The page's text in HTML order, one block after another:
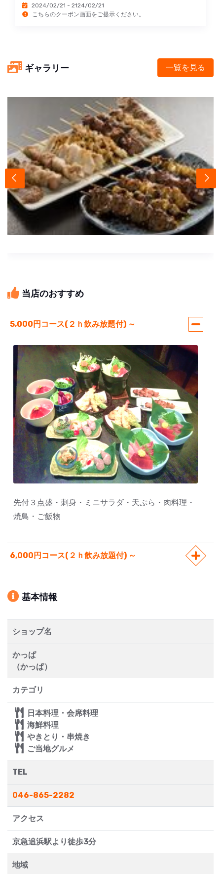
2024/02/21 - 2124/02/21
こちらのクーポン画面をご提示ください。
ギャラリー 一覧を見る
当店のおすすめ
5,000円コース(２ｈ飲み放題付) ～
先付３点盛・刺身・ミニサラダ・天ぷら・肉料理・
焼鳥・ご飯物
6,000円コース(２ｈ飲み放題付) ～
基本情報
ショップ名
かっぱ
（かっぱ）
カテゴリ
日本料理・会席料理
海鮮料理
やきとり・串焼き
ご当地グルメ
TEL
046-865-2282
アクセス
京急追浜駅より徒歩3分
地域